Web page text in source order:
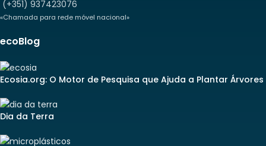
(+351) 937423076
«Chamada para rede móvel nacional»
ecoBlog
Ecosia.org: O Motor de Pesquisa que Ajuda a Plantar Árvores
Dia da Terra